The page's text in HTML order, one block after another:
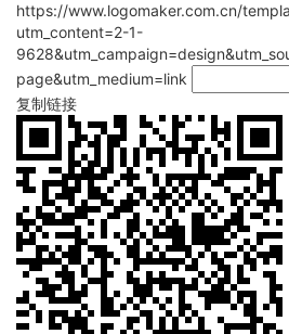
https://www.logomaker.com.cn/
utm_content=2-1-
page&utm_medium=link
复制链接